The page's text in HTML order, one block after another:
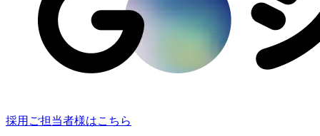
採用ご担当者様はこちら